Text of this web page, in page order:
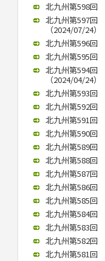
北九州第598回
北九州第597回
（2024/07/24）
北九州第596回
北九州第595回
北九州第594回
（2024/04/24）
北九州第593回
北九州第592回
北九州第591回
北九州第590回
北九州第589回
北九州第588回
北九州第587回
北九州第586回
北九州第585回
北九州第584回
北九州第583回
北九州第582回
北九州第581回